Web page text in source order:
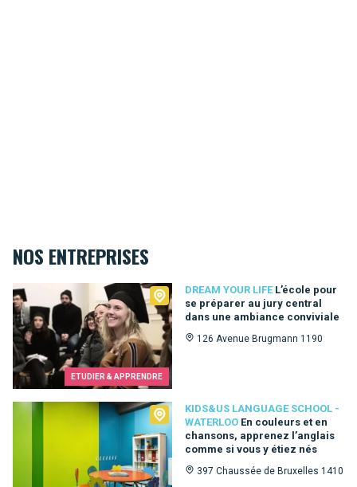
NOS ENTREPRISES
ETUDIER & APPRENDRE
DREAM YOUR LIFE L’école pour
se préparer au jury central
dans une ambiance conviviale
126 Avenue Brugmann 1190
Dream Your Life
KIDS&US LANGUAGE SCHOOL -
WATERLOO En couleurs et en
chansons, apprenez l’anglais
comme si vous y étiez nés
397 Chaussée de Bruxelles 1410
Kids&Us language school - Waterloo